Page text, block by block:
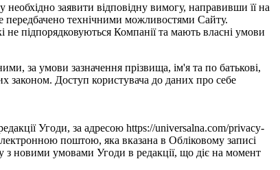
заявити відповідну вимогу, направивши її на
передбачено технічними можливостями Сайту.
підпорядковуються Компанії та мають власні умови
за умови зазначення прізвища, ім'я та по батькові,
законом. Доступ користувача до даних про себе
Угоди, за адресою https://universalna.com/privacy-
поштою, яка вказана в Обліковому записі
з новими умовами Угоди в редакції, що діє на момент